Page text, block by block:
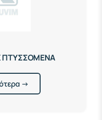
ΠΤΥΣΣΟΜΕΝΑ
→